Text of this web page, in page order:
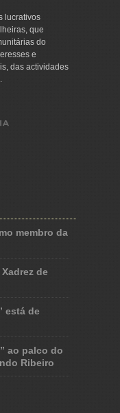
lucrativos
que
do
e
das actividades
membro da
de
está de
ao palco do
Ribeiro